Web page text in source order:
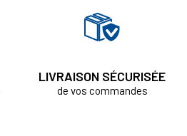
LIVRAISON SÉCURISÉE
de vos commandes